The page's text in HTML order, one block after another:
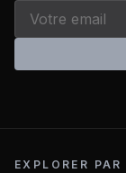
EXPLORER